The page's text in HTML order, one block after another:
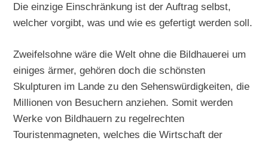
Die einzige Einschränkung ist der Auftrag selbst,
welcher vorgibt, was und wie es gefertigt werden soll.
Zweifelsohne wäre die Welt ohne die Bildhauerei um
einiges ärmer, gehören doch die schönsten
Skulpturen im Lande zu den Sehenswürdigkeiten, die
Millionen von Besuchern anziehen. Somit werden
Werke von Bildhauern zu regelrechten
Touristenmagneten, welches die Wirtschaft der